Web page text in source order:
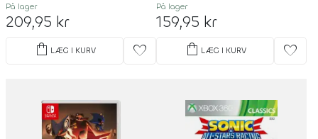
På lager
209,95 kr
shopping_bag LÆG I KURV favorite
På lager
159,95 kr
shopping_bag LÆG I KURV favorite